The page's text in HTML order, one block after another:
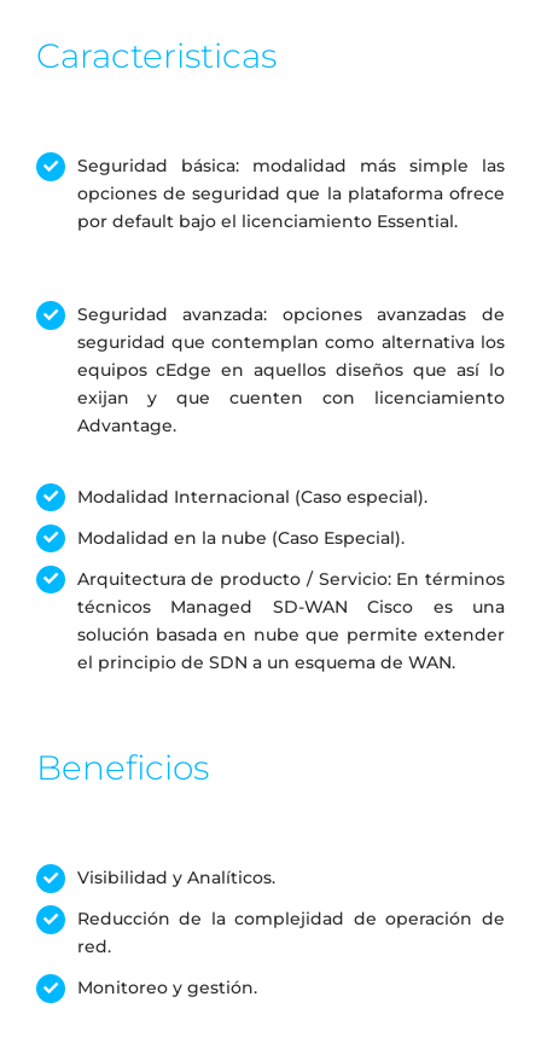
Caracteristicas
Seguridad básica: modalidad más simple las
opciones de seguridad que la plataforma ofrece
por default bajo el licenciamiento Essential.
Seguridad avanzada: opciones avanzadas de
seguridad que contemplan como alternativa los
equipos cEdge en aquellos diseños que así lo
exijan y que cuenten con licenciamiento
Advantage.
Modalidad Internacional (Caso especial).
Modalidad en la nube (Caso Especial).
Arquitectura de producto / Servicio: En términos
técnicos Managed SD-WAN Cisco es una
solución basada en nube que permite extender
el principio de SDN a un esquema de WAN.
Beneficios
Visibilidad y Analíticos.
Reducción de la complejidad de operación de
red.
Monitoreo y gestión.